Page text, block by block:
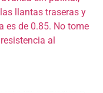
llantas traseras y
es de 0.85. No tome
al